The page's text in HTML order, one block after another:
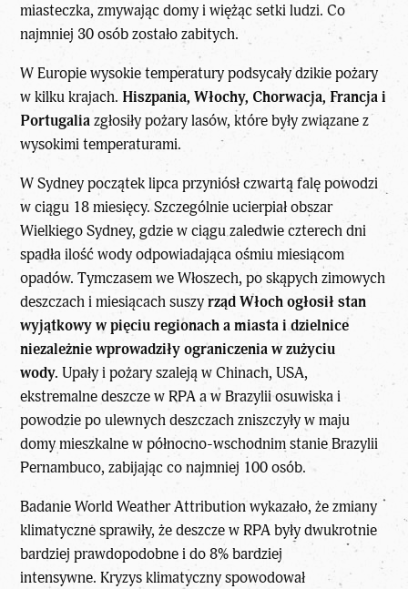
miasteczka, zmywając domy i więżąc setki ludzi. Co
najmniej 30 osób zostało zabitych.
W Europie wysokie temperatury podsycały dzikie pożary
w kilku krajach. Hiszpania, Włochy, Chorwacja, Francja i
Portugaliazgłosiły pożary lasów, które były związane z
wysokimi temperaturami.
W Sydney początek lipca przyniósł czwartą falę powodzi
w ciągu 18 miesięcy. Szczególnie ucierpiał obszar
Wielkiego Sydney, gdzie w ciągu zaledwie czterech dni
spadła ilość wody odpowiadająca ośmiu miesiącom
opadów. Tymczasem we Włoszech, po skąpych zimowych
deszczach i miesiącach suszyrząd Włoch ogłosił stan
wyjątkowy w pięciu regionach a miasta i dzielnice
niezależnie wprowadziły ograniczenia w zużyciu
wody. Upały i pożary szaleją w Chinach, USA,
ekstremalne deszcze w RPA a w Brazylii osuwiska i
powodzie po ulewnych deszczach zniszczyły w maju
domy mieszkalne w północno-wschodnim stanie Brazylii
Pernambuco, zabijając co najmniej 100 osób.
Badanie World Weather Attribution wykazało, że zmiany
klimatyczne sprawiły, że deszcze w RPA były dwukrotnie
bardziej prawdopodobne i do 8% bardziej
intensywne. Kryzys klimatyczny spowodował